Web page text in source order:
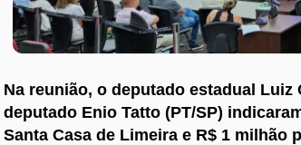
Na reunião, o deputado estadual Luiz
deputado Enio Tatto (PT/SP)
Santa Casa de Limeira e R$ 1 milhão